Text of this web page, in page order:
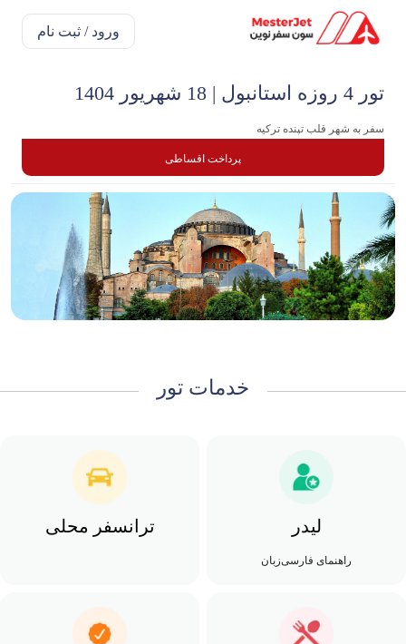
ورود / ثبت نام
تور 4 روزه استانبول | 18 شهریور 1404
سفر به شهر قلب تپنده ترکیه
پرداخت اقساطی
خدمات تور
لیدر
راهنمای فارسی‌زبان
ترانسفر محلی